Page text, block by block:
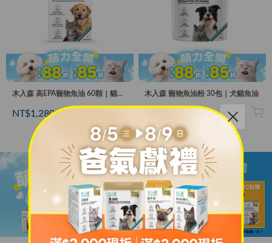
木入森 高EPA寵物魚油 60顆｜貓狗魚油推薦
NT$1,280
木入森 寵物魚油粉 30包｜犬貓魚油